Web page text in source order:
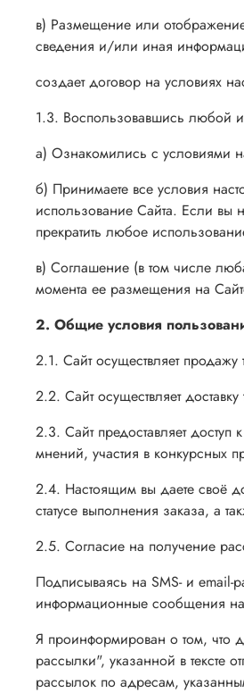
в) Размещение или
сведения и/или иная
создает договор на условиях
1.3. Воспользовавшись любой
а) Ознакомились с условиями
б) Принимаете все условия
использование Сайта. Если вы
прекратить любое
в) Соглашение (в том числе
момента ее размещения на
2. Общие условия
2.1. Сайт осуществляет
2.2. Сайт осуществляет
2.3. Сайт предоставляет
мнений, участия в конкурсных
2.4. Настоящим вы даете своё
статусе выполнения заказа, а
2.5. Согласие на получение
Подписываясь на SMS- и email-
информационные сообщения
Я проинформирован о том, что
рассылки", указанной в
рассылок по адресам,